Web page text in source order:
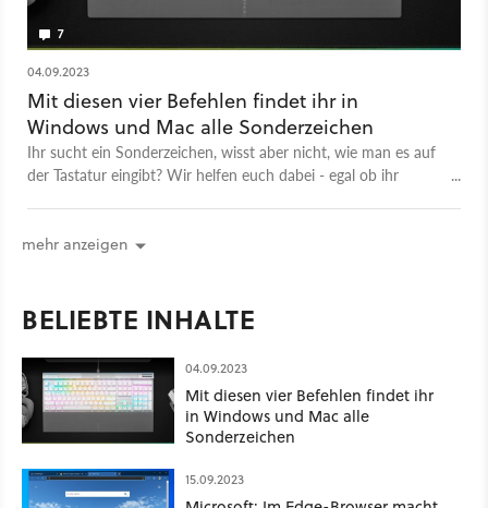
7
04.09.2023
Mit diesen vier Befehlen findet ihr in
Windows und Mac alle Sonderzeichen
Ihr sucht ein Sonderzeichen, wisst aber nicht, wie man es auf
der Tastatur eingibt? Wir helfen euch dabei - egal ob ihr
mehr anzeigen
BELIEBTE INHALTE
04.09.2023
Mit diesen vier Befehlen findet ihr
in Windows und Mac alle
Sonderzeichen
15.09.2023